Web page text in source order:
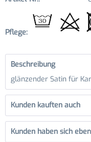
Pflege:
Beschreibung
glänzender Satin für
Kunden kauften auch
Kunden haben sich